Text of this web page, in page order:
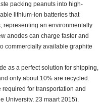
packing peanuts into high-
lithium-ion batteries that
representing an environmentally
anodes can charge faster and
commercially available graphite
as a perfect solution for shipping,
only about 10% are recycled.
for transportation and
University, 23 maart 2015).